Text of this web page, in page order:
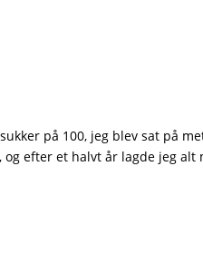
på 100, jeg blev sat på
efter et halvt år lagde jeg alt